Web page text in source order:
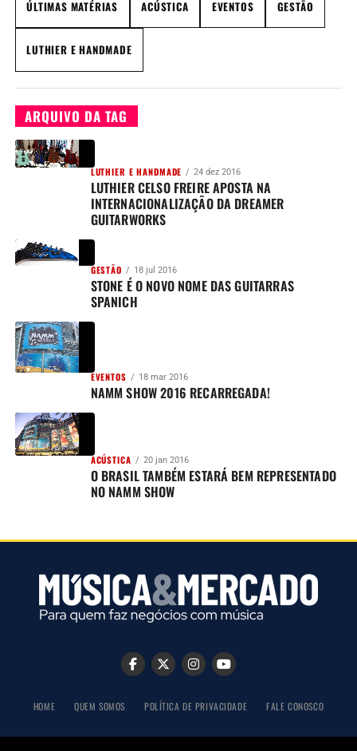
ÚLTIMAS MATÉRIAS ACÚSTICA EVENTOS GESTÃO
LUTHIER E HANDMADE
ARQUIVO DA TAG
LUTHIER E HANDMADE 24 dez 2016
LUTHIER CELSO FREIRE APOSTA NA
INTERNACIONALIZAÇÃO DA DREAMER
GUITARWORKS
GESTÃO 18 jul 2016
STONE É O NOVO NOME DAS GUITARRAS
SPANICH
EVENTOS 18 mar 2016
NAMM SHOW 2016 RECARREGADA!
ACÚSTICA 20 jan 2016
O BRASIL TAMBÉM ESTARÁ BEM REPRESENTADO
NO NAMM SHOW
HOME QUEM SOMOS POLÍTICA DE PRIVACIDADE FALE CONOSCO